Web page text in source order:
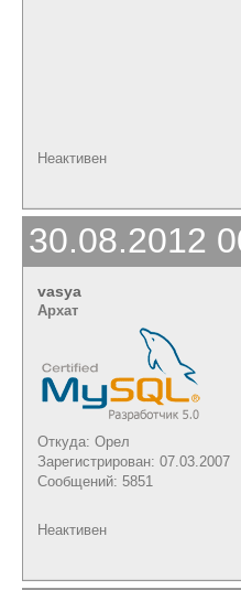
Неактивен
30.08.2012
vasya
Архат
Откуда: Орел
Зарегистрирован: 07.03.2007
Сообщений: 5851
Неактивен